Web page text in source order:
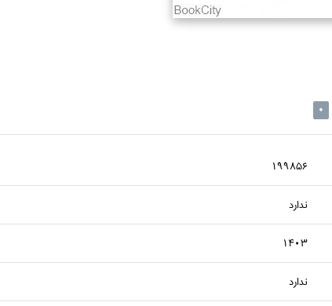
0
199856
ندارد
1403
ندارد